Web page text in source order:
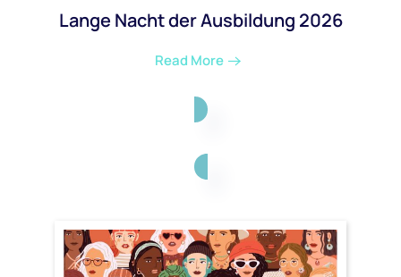
Lange Nacht der Ausbildung 2026
Read More